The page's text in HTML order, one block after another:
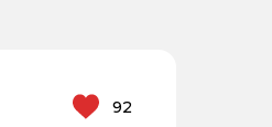
92